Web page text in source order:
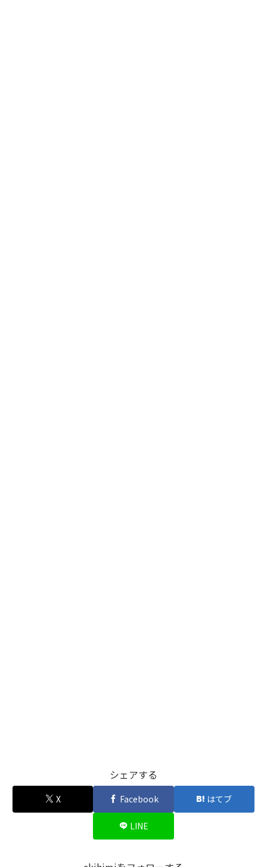
シェアする
X Facebook はてブ
LINE